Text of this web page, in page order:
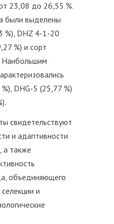
23,08 до 26,55 %.
были выделены
%), DHZ 4-1-20
%) и сорт
Наибольшим
DHG-5 (25,77 %)
свидетельствуют
и адаптивности
а также
объединяющего
и